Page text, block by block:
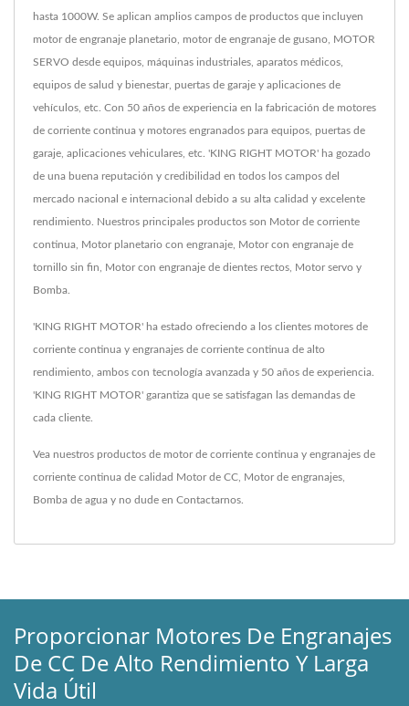
hasta 1000W. Se aplican amplios campos de productos que incluyen
motor de engranaje planetario, motor de engranaje de gusano, MOTOR
SERVO desde equipos, máquinas industriales, aparatos médicos,
equipos de salud y bienestar, puertas de garaje y aplicaciones de
vehículos, etc. Con 50 años de experiencia en la fabricación de motores
de corriente continua y motores engranados para equipos, puertas de
garaje, aplicaciones vehiculares, etc. 'KING RIGHT MOTOR' ha gozado
de una buena reputación y credibilidad en todos los campos del
mercado nacional e internacional debido a su alta calidad y excelente
rendimiento. Nuestros principales productos son Motor de corriente
continua, Motor planetario con engranaje, Motor con engranaje de
tornillo sin fin, Motor con engranaje de dientes rectos, Motor servo y
Bomba.
'KING RIGHT MOTOR' ha estado ofreciendo a los clientes motores de
corriente continua y engranajes de corriente continua de alto
rendimiento, ambos con tecnología avanzada y 50 años de experiencia.
'KING RIGHT MOTOR' garantiza que se satisfagan las demandas de
cada cliente.
Vea nuestros productos de motor de corriente continua y engranajes de
corriente continua de calidad Motor de CC Motor de engranajes
Bomba de agua y no dude en Contactarnos
Proporcionar Motores De Engranajes
De CC De Alto Rendimiento Y Larga
Vida Útil